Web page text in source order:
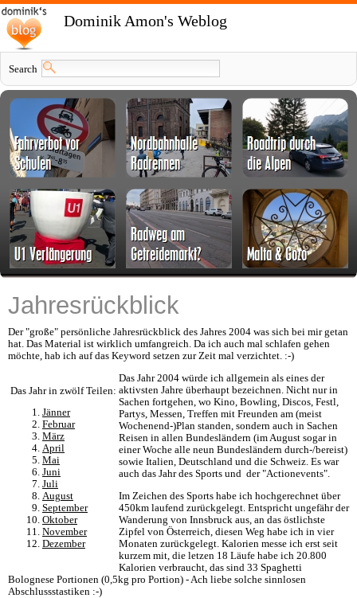
Dominik Amon's Weblog
Search
Jahresrückblick
Der "große" persönliche Jahresrückblick des Jahres 2004 was sich bei mir getan
hat. Das Material ist wirklich umfangreich. Da ich auch mal schlafen gehen
möchte, hab ich auf das Keyword setzen zur Zeit mal verzichtet. :-)
Das Jahr in zwölf Teilen:
Jänner
Februar
März
April
Mai
Juni
Juli
August
September
Oktober
November
Dezember
Das Jahr 2004 würde ich allgemein als eines der
aktivsten Jahre überhaupt bezeichnen. Nicht nur in
Sachen fortgehen, wo Kino, Bowling, Discos, Festl,
Partys, Messen, Treffen mit Freunden am (meist
Wochenend-)Plan standen, sondern auch in Sachen
Reisen in allen Bundesländern (im August sogar in
einer Woche alle neun Bundesländern durch-/bereist)
sowie Italien, Deutschland und die Schweiz. Es war
auch das Jahr des Sports und der "Actionevents".
Im Zeichen des Sports habe ich hochgerechnet über
450km laufend zurückgelegt. Entspricht ungefähr der
Wanderung von Innsbruck aus, an das östlichste
Zipfel von Österreich, diesen Weg habe ich in vier
Monaten zurückgelegt. Kalorien messe ich erst seit
kurzem mit, die letzen 18 Läufe habe ich 20.800
Kalorien verbraucht, das sind 33 Spaghetti
Bolognese Portionen (0,5kg pro Portion) - Ach liebe solche sinnlosen
Abschlussstastiken :-)